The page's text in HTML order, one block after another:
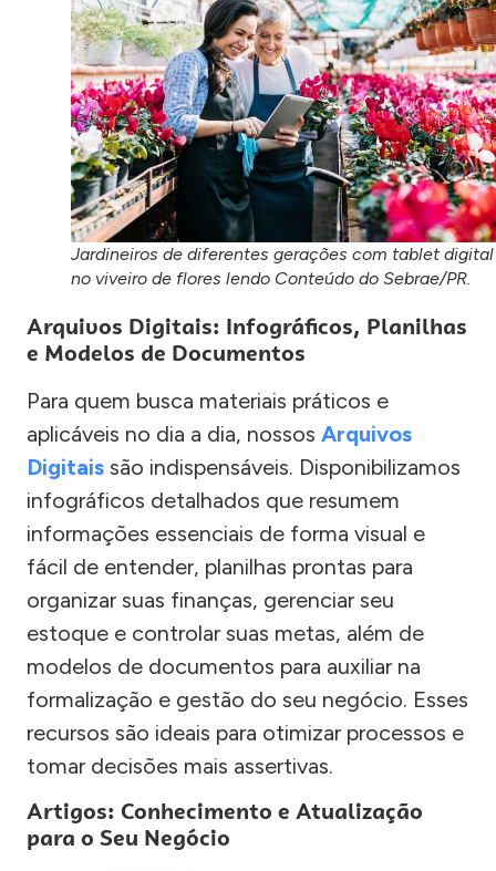
Jardineiros de diferentes gerações com tablet digital
no viveiro de flores lendo Conteúdo do Sebrae/PR.
Arquivos Digitais: Infográficos, Planilhas
e Modelos de Documentos
Para quem busca materiais práticos e
aplicáveis no dia a dia, nossos Arquivos
Digitais são indispensáveis. Disponibilizamos
infográficos detalhados que resumem
informações essenciais de forma visual e
fácil de entender, planilhas prontas para
organizar suas finanças, gerenciar seu
estoque e controlar suas metas, além de
modelos de documentos para auxiliar na
formalização e gestão do seu negócio. Esses
recursos são ideais para otimizar processos e
tomar decisões mais assertivas.
Artigos: Conhecimento e Atualização
para o Seu Negócio